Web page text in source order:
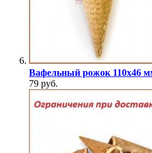
Вафельный рожок 110х46
79 руб.